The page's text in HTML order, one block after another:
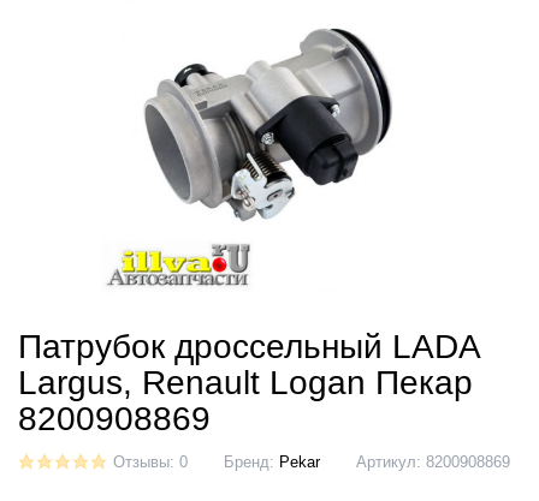
Патрубок дроссельный LADA
Largus, Renault Logan Пекар
8200908869
Отзывы: 0 Бренд: Pekar Артикул: 8200908869